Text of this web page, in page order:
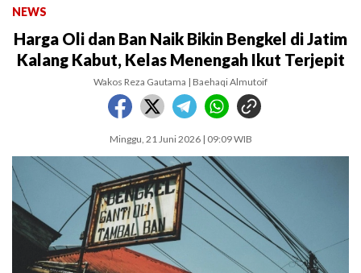
NEWS
Harga Oli dan Ban Naik Bikin Bengkel di Jatim
Kalang Kabut, Kelas Menengah Ikut Terjepit
Wakos Reza Gautama | Baehaqi Almutoif
Minggu, 21 Juni 2026 | 09:09 WIB